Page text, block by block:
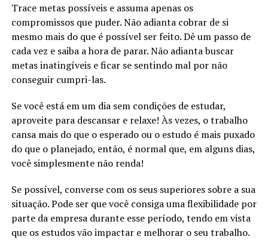
Trace metas possíveis e assuma apenas os
compromissos que puder. Não adianta cobrar de si
mesmo mais do que é possível ser feito. Dê um passo de
cada vez e saiba a hora de parar. Não adianta buscar
metas inatingíveis e ficar se sentindo mal por não
conseguir cumpri-las.
Se você está em um dia sem condições de estudar,
aproveite para descansar e relaxe! Às vezes, o trabalho
cansa mais do que o esperado ou o estudo é mais puxado
do que o planejado, então, é normal que, em alguns dias,
você simplesmente não renda!
Se possível, converse com os seus superiores sobre a sua
situação. Pode ser que você consiga uma flexibilidade por
parte da empresa durante esse período, tendo em vista
que os estudos vão impactar e melhorar o seu trabalho.